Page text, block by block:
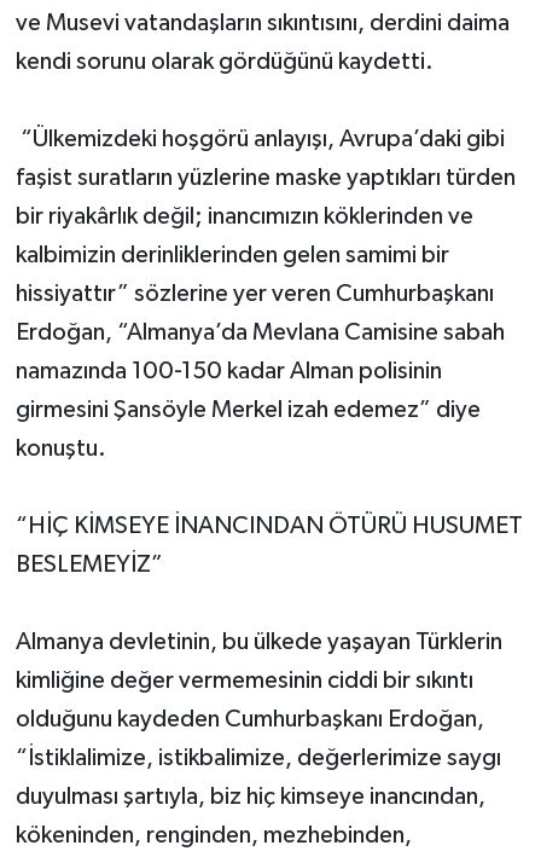
ve Musevi vatandaşların sıkıntısını, derdini daima
kendi sorunu olarak gördüğünü kaydetti.
“Ülkemizdeki hoşgörü anlayışı, Avrupa’daki gibi
faşist suratların yüzlerine maske yaptıkları türden
bir riyakârlık değil; inancımızın köklerinden ve
kalbimizin derinliklerinden gelen samimi bir
hissiyattır” sözlerine yer veren Cumhurbaşkanı
Erdoğan, “Almanya’da Mevlana Camisine sabah
namazında 100-150 kadar Alman polisinin
girmesini Şansöyle Merkel izah edemez” diye
konuştu.
“HİÇ KİMSEYE İNANCINDAN ÖTÜRÜ HUSUMET
BESLEMEYİZ”
Almanya devletinin, bu ülkede yaşayan Türklerin
kimliğine değer vermemesinin ciddi bir sıkıntı
olduğunu kaydeden Cumhurbaşkanı Erdoğan,
“İstiklalimize, istikbalimize, değerlerimize saygı
duyulması şartıyla, biz hiç kimseye inancından,
kökeninden, renginden, mezhebinden,